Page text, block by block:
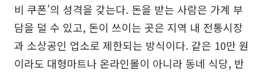
비 쿠폰’의 성격을 갖는다. 돈을 받는 사람은 가계 부
담을 덜 수 있고, 돈이 쓰이는 곳은 지역 내 전통시장
과 소상공인 업소로 제한되는 방식이다. 같은 10만 원
이라도 대형마트나 온라인몰이 아니라 동네 식당, 반